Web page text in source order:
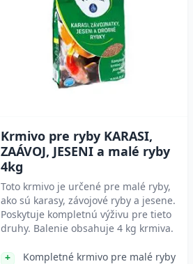
Krmivo pre ryby KARASI,
ZAÁVOJ, JESENI a malé ryby
4kg
Toto krmivo je určené pre malé ryby,
ako sú karasy, závojové ryby a jesene.
Poskytuje kompletnú výživu pre tieto
druhy. Balenie obsahuje 4 kg krmiva.
Kompletné krmivo pre malé ryby